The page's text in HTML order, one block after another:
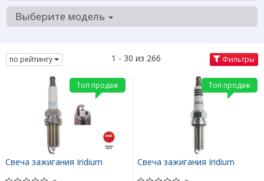
Выберите модель
по рейтингу 1 - 30 из 266 Фильтры
Свеча зажигания Iridium
Топ продаж
Свеча зажигания Iridium
Топ продаж